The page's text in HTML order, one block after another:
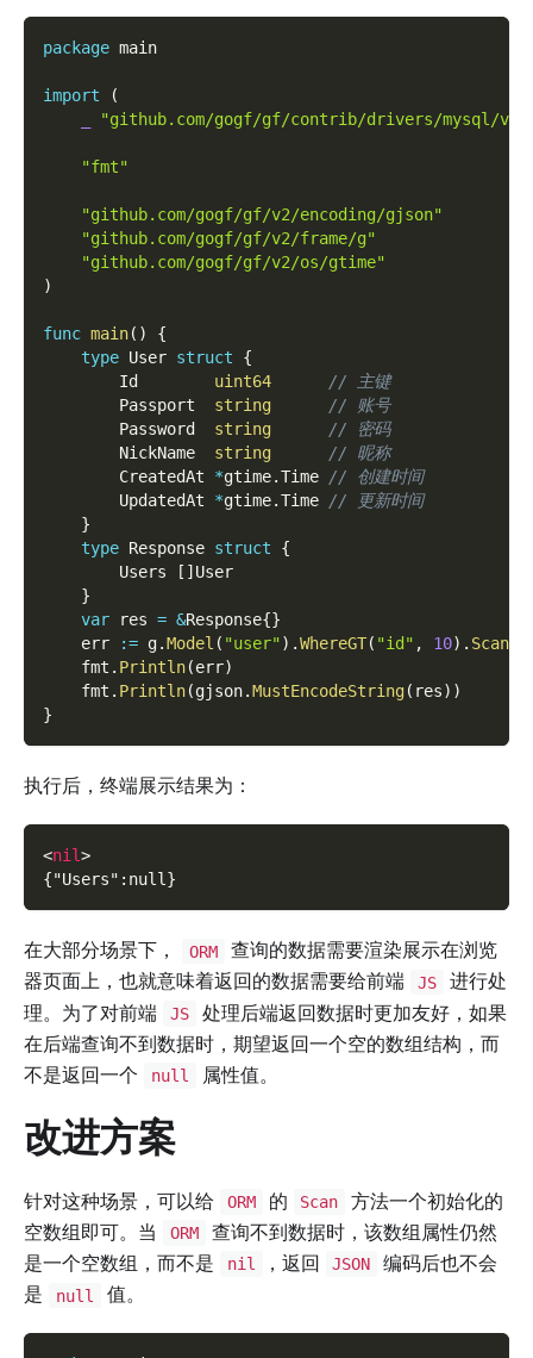
package main
import
(
"github.com/gogf/gf/contrib/drivers/mysql/v2"
"fmt"
"github.com/gogf/gf/v2/encoding/gjson"
"github.com/gogf/gf/v2/frame/g"
"github.com/gogf/gf/v2/os/gtime"
)
func main( )
{
type User struct
{
        Id
uint64
// 主键
        Passport
string
// 账号
        Password
string
// 密码
        NickName
string
// 昵称
        CreatedAt
*gtime.Time // 创建时间
        UpdatedAt
*gtime.Time // 更新时间
}
type Response struct
{
        Users
[ ] User
}
var res = &Response{}
    err
:= g.Model ( "user") .WhereGT( "id" , 10) . Scan
    fmt
. Println(err)
    fmt
. Println(gjson.MustEncodeString( res) )
}
执行后，终端展示结果为：
<nil>
{"Users":null}
在大部分场景下， ORM
查询的数据需要渲染展示在浏览
器页面上，也就意味着返回的数据需要给前端
JS
进行处
理。为了对前端
JS
处理后端返回数据时更加友好，如果
在后端查询不到数据时，期望返回一个空的数组结构，而
不是返回一个
null 属性值。
改进方案
针对这种场景，可以给 ORM 的 Scan
方法一个初始化的
空数组即可。当
ORM
查询不到数据时，该数组属性仍然
是一个空数组，而不是
nil ，返回 JSON
编码后也不会
是
null 值。